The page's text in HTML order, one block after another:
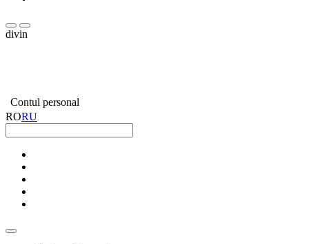
divin
Contul personal
RORU